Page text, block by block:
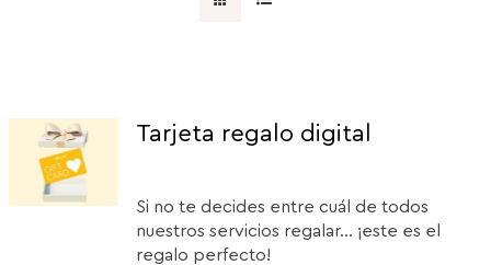
Tarjeta regalo digital
Si no te decides entre cuál de todos
nuestros servicios regalar... ¡este es el
regalo perfecto!